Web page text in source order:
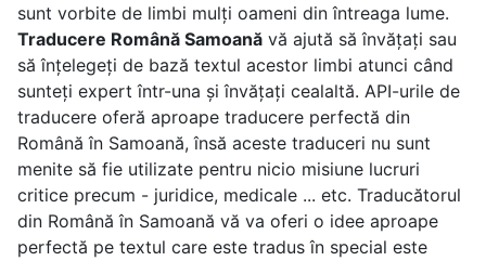
sunt vorbite de limbi mulți oameni din întreaga lume.
Traducere Română Samoanăvă ajută să învățați sau
să înțelegeți de bază textul acestor limbi atunci când
sunteți expert într-una și învățați cealaltă. API-urile de
traducere oferă aproape traducere perfectă din
Română în Samoană, însă aceste traduceri nu sunt
menite să fie utilizate pentru nicio misiune lucruri
critice precum - juridice, medicale ... etc. Traducătorul
din Română în Samoană vă va oferi o idee aproape
perfectă pe textul care este tradus în special este